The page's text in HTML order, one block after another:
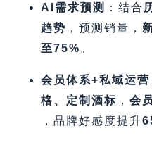
AI需求预测 ​：结合
趋势 ，预测销量，​
至75%​ 。
会员体系+私域运营
格、定制酒标 ，​ 会
，品牌好感度提升